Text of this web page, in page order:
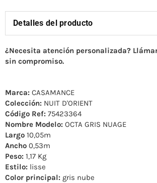
Detalles del producto
¿Necesita atención personalizada?
sin compromiso.
Marca: CASAMANCE
Colección: NUIT D'ORIENT
Código Ref: 75423364
Nombre Modelo: OCTA GRIS NUAGE
Largo 10,05m
Ancho 0,53m
Peso: 1,17 Kg
Estilo: lisse
Color principal: gris nube